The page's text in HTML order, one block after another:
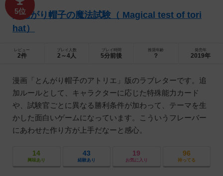
5位
とんがり帽子の魔法試験（ Magical test of tori
hat）
レビュー
2件
プレイ人数
2～4人
プレイ時間
5分前後
推奨年齢
？
発売年
2019年
漫画「とんがり帽子のアトリエ」版のラブレターです。追
加ルールとして、キャラクターに応じた特殊能力カード
や、試験官ごとに異なる勝利条件が加わって、テーマを生
かした面白いゲームになっています。こういうフレーバー
にあわせた作り方が上手だなーと感心。
14
興味あり
43
経験あり
19
お気に入り
96
持ってる